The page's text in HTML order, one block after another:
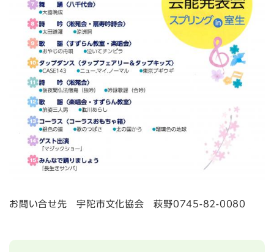
お問い合せ先 宇陀市文化協会 萩野0745-82-0080